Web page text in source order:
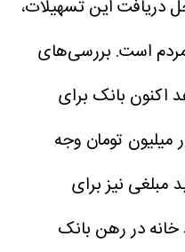
دریافت این تسهیلات،
مردم است. بررسی‌های
اکنون بانک برای
تومان وجه
مبلغی نیز برای
در رهن بانک